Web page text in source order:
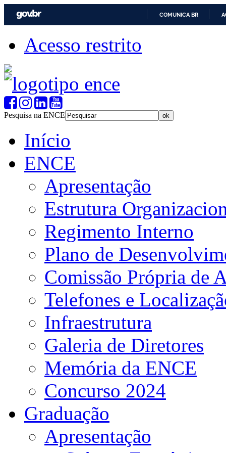
COMUNICA BR
Acesso restrito
Pesquisa na ENCE
Início
ENCE
Apresentação
Estrutura
Regimento Interno
Plano de
Comissão Própria de
Telefones e
Infraestrutura
Galeria de Diretores
Memória da ENCE
Concurso 2024
Graduação
Apresentação